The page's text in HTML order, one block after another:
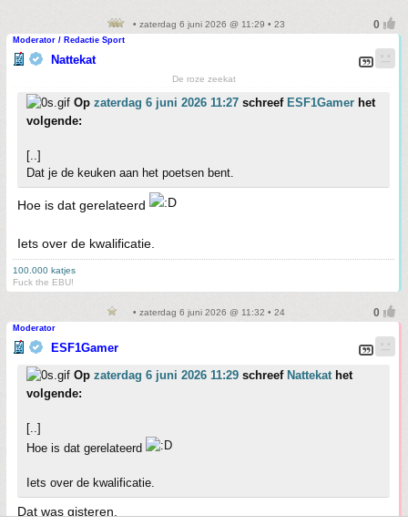
• zaterdag 6 juni 2026 @ 11:29 • 23
Moderator / Redactie Sport
Nattekat
De roze zeekat
Op zaterdag 6 juni 2026 11:27 schreef ESF1Gamer het
volgende:
[..]
Dat je de keuken aan het poetsen bent.
Hoe is dat gerelateerd
Iets over de kwalificatie.
100.000 katjes
Fuck the EBU!
• zaterdag 6 juni 2026 @ 11:32 • 24
Moderator
ESF1Gamer
Op zaterdag 6 juni 2026 11:29 schreef Nattekathet
volgende:
[..]
Hoe is dat gerelateerd
Iets over de kwalificatie.
Dat was gisteren.